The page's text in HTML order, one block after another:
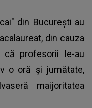
din Bucureşti au
din cauza
că profesorii le-au
o oră și jumătate,
maijoritatea